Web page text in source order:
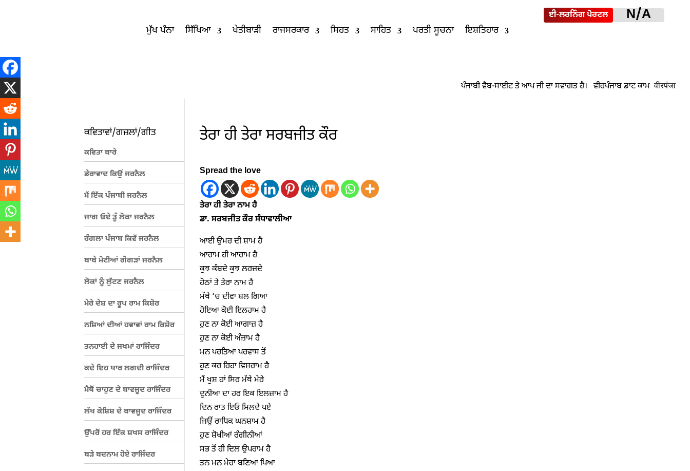
ਮੁੱਖ ਪੰਨਾ ਸਿੱਖਿਆ ਖੇਤੀਬਾੜੀ ਰਾਜਸਰਕਾਰ ਸਿਹਤ ਸਾਹਿਤ ਪਰਤੀ ਸੂਚਨਾ ਇਸ਼ਤਿਹਾਰ
ਈ-ਲਰਨਿੰਗ ਪੋਰਟਲ N/A
ਤੇਰਾ ਹੀ ਤੇਰਾ ਸਰਬਜੀਤ ਕੌਰ
Spread the love
ਤੇਰਾ ਹੀ ਤੇਰਾ ਨਾਮ ਹੈ
ਡਾ. ਸਰਬਜੀਤ ਕੌਰ ਸੰਧਾਵਾਲੀਆ
ਆਈ ਉਮਰ ਦੀ ਸ਼ਾਮ ਹੈ
ਆਰਾਮ ਹੀ ਆਰਾਮ ਹੈ
ਕੁਝ ਕੰਬਦੇ ਕੁਝ ਲਰਜ਼ਦੇ
ਹੋਠਾਂ ਤੇ ਤੇਰਾ ਨਾਮ ਹੈ
ਮੱਥੇ ‘ਚ ਦੀਵਾ ਬਲ ਗਿਆ
ਹੋਇਆ ਕੋਈ ਇਲਹਾਮ ਹੈ
ਹੁਣ ਨਾ ਕੋਈ ਆਗਾਜ਼ ਹੈ
ਹੁਣ ਨਾ ਕੋਈ ਅੰਜ਼ਾਮ ਹੈ
ਮਨ ਪਰਤਿਆ ਪਰਵਾਸ ਤੋਂ
ਹੁਣ ਕਰ ਰਿਹਾ ਵਿਸ਼ਰਾਮ ਹੈ
ਮੈਂ ਖੁਸ਼ ਹਾਂ ਸਿਰ ਮੱਥੇ ਮੇਰੇ
ਦੁਨੀਆ ਦਾ ਹਰ ਇਕ ਇਲਜ਼ਾਮ ਹੈ
ਦਿਨ ਰਾਤ ਇਓਂ ਮਿਲਦੇ ਪਏ
ਜਿਉਂ ਰਾਧਿਕ ਘਨਸ਼ਾਮ ਹੈ
ਹੁਣ ਸ਼ੋਖੀਆਂ ਰੰਗੀਨੀਆਂ
ਸਭ ਤੋਂ ਹੀ ਦਿਲ ਉਪਰਾਮ ਹੈ
ਤਨ ਮਨ ਮੇਰਾ ਬਣਿਆ ਪਿਆ
ਕਵਿਤਾਵਾਂ/ਗਜ਼ਲਾਂ/ਗੀਤ
ਕਵਿਤਾ ਬਾਰੇ
ਡੇਰਾਵਾਦ ਕਿਉਂ ਜਰਨੈਲ
ਮੈਂ ਇੱਕ ਪੰਜਾਬੀ ਜਰਨੈਲ
ਜਾਗ ਓਏ ਤੂੰ ਲੋਕਾ ਜਰਨੈਲ
ਰੰਗਲਾ ਪੰਜਾਬ ਕਿਵੇਂ ਜਰਨੈਲ
ਬਾਬੇ ਮੋਟੀਆਂ ਗੋਗੜਾਂ ਜਰਨੈਲ
ਲੋਕਾਂ ਨੂੰ ਲੁੱਟਣ ਜਰਨੈਲ
ਮੇਰੇ ਦੇਸ਼ ਦਾ ਰੂਪ ਰਾਮ ਕਿਸ਼ੋਰ
ਨਸ਼ਿਆਂ ਦੀਆਂ ਹਵਾਵਾਂ ਰਾਮ ਕਿਸ਼ੋਰ
ਤਨਹਾਈ ਦੇ ਜਖਮਾਂ ਰਾਜਿੰਦਰ
ਕਦੇ ਇਹ ਖਾਰ ਲਗਦੀ ਰਾਜਿੰਦਰ
ਮੈਥੋਂ ਚਾਹੁਣ ਦੇ ਬਾਵਜੂਦ ਰਾਜਿੰਦਰ
ਲੱਖ ਕੋਸ਼ਿਸ਼ ਦੇ ਬਾਵਜੂਦ ਰਾਜਿੰਦਰ
ਉੱਪਰੋਂ ਹਰ ਇੱਕ ਸ਼ਖਸ ਰਾਜਿੰਦਰ
ਬੜੇ ਬਦਨਾਮ ਹੋਏ ਰਾਜਿੰਦਰ